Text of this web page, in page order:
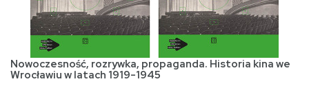
Nowoczesność, rozrywka, propaganda. Historia kina we
Wrocławiu w latach 1919-1945